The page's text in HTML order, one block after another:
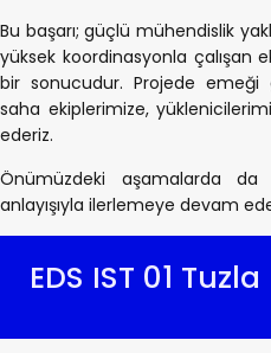
Bu başarı; güçlü mühendislik
yüksek koordinasyonla çalışan
bir sonucudur. Projede
saha ekiplerimize,
ederiz.
Önümüzdeki aşamalarda
anlayışıyla ilerlemeye devam
EDS IST 01 Tuzla